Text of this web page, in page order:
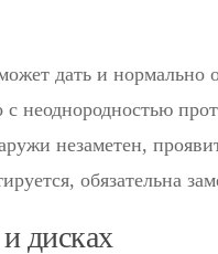
дать и нормально
неоднородностью
незаметен,
обязательна
дисках